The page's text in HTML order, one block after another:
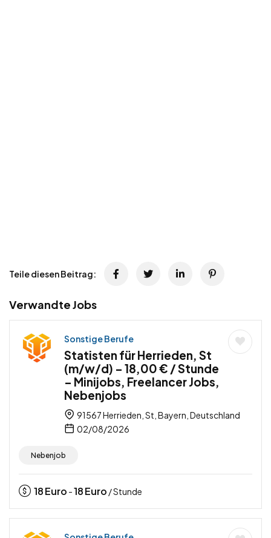
Teile diesen Beitrag:
Verwandte Jobs
Sonstige Berufe
Statisten für Herrieden, St
(m/w/d) – 18,00 € / Stunde
– Minijobs, Freelancer Jobs,
Nebenjobs
91567 Herrieden, St, Bayern, Deutschland
02/08/2026
Nebenjob
18Euro -18Euro / Stunde